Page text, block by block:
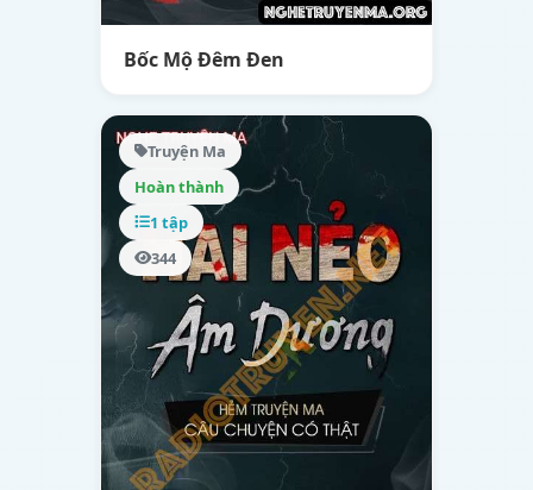
Bốc Mộ Đêm Đen
Truyện Ma
Hoàn thành
1 tập
344